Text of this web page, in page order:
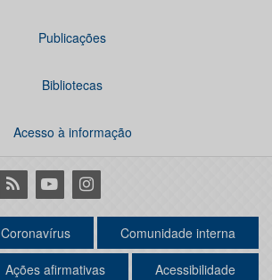
Publicações
Bibliotecas
Acesso à informação
RSS YoutubeInstagram
Coronavírus Comunidade interna
Ações afirmativas Acessibilidade